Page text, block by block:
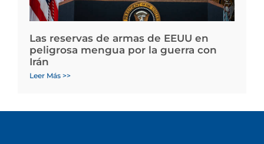
Las reservas de armas de EEUU en
peligrosa mengua por la guerra con
Irán
Leer Más >>